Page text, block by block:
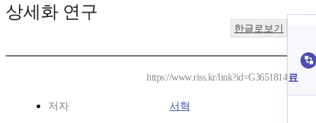
상세화 연구
한글로보기
https://www.riss.kr/link?id=G3651814
저자 서혁
료